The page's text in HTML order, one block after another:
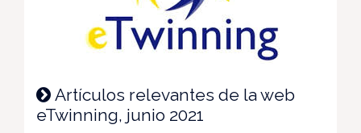
Artículos relevantes de la web
eTwinning, junio 2021